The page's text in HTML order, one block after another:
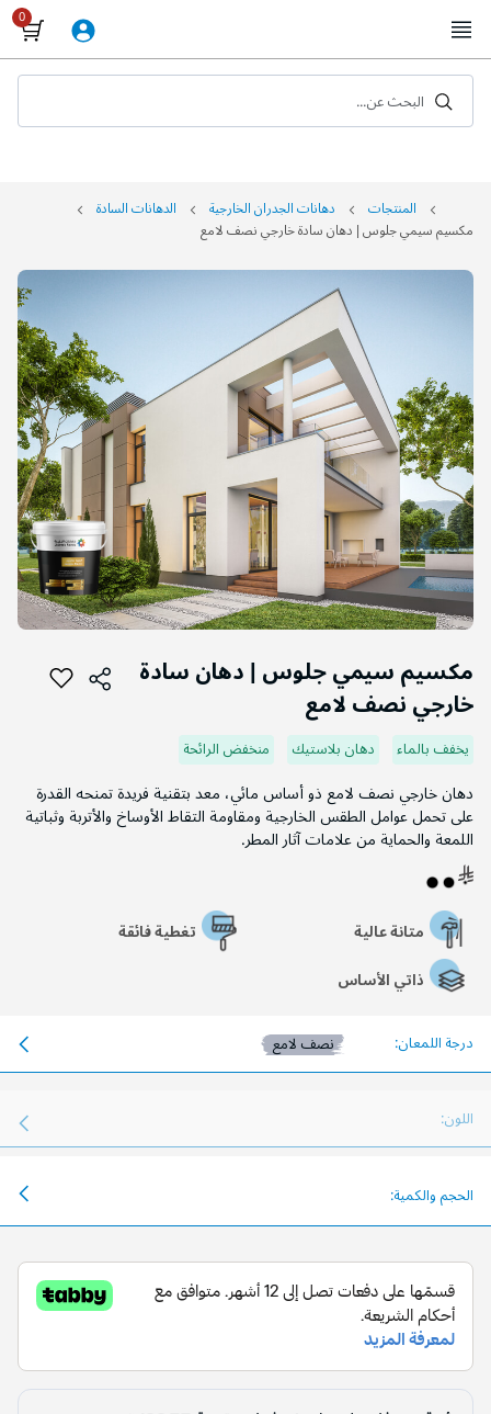
to
Content
البحث عن...
المنتجات دهانات الجدران الخارجية
الدهانات السادة
مكسيم سيمي جلوس | دهان سادة خارجي نصف لامع
مكسيم سيمي جلوس | دهان سادة
خارجي نصف لامع
يخفف بالماء دهان بلاستيك منخفض الرائحة
دهان خارجي نصف لامع ذو أساس مائي، معد بتقنية فريدة تمنحه القدرة
على تحمل عوامل الطقس الخارجية ومقاومة التقاط الأوساخ والأتربة وثباتية
اللمعة والحماية من علامات آثار المطر.
متانة عالية
تغطية فائقة
ذاتي الأساس
درجة اللمعان: نصف لامع
اللون:
الحجم والكمية:
التخطي
التخطي
إلى
بداية
معرض
الصور